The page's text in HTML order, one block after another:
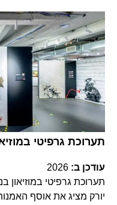
תערוכת גרפיטי
עודכן ב: 2026
תערוכת גרפיטי במוזיאון
יורק מציג את אוסף